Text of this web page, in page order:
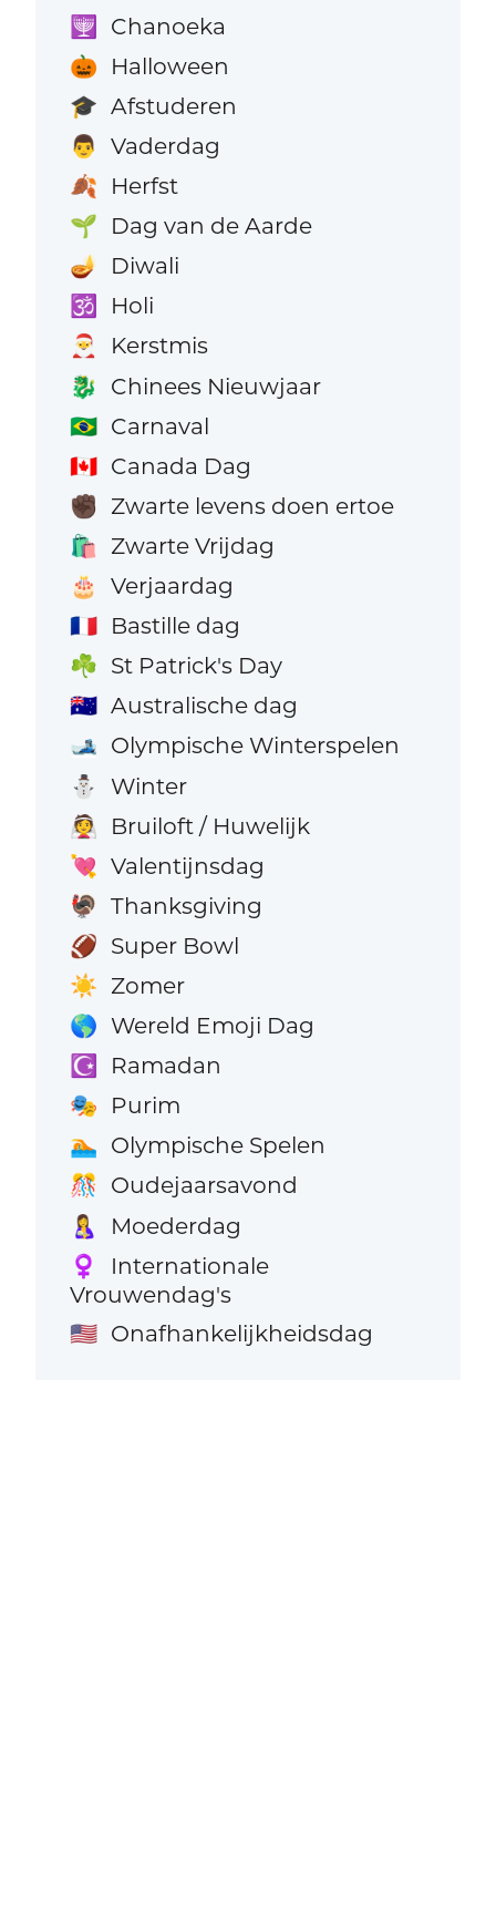
🕎 Chanoeka
🎃 Halloween
🎓 Afstuderen
👨 Vaderdag
🍂 Herfst
🌱 Dag van de Aarde
🪔 Diwali
🕉️ Holi
🎅 Kerstmis
🐉 Chinees Nieuwjaar
🇧🇷 Carnaval
🇨🇦 Canada Dag
✊🏿 Zwarte levens doen ertoe
🛍️ Zwarte Vrijdag
🎂 Verjaardag
🇫🇷 Bastille dag
☘️ St Patrick's Day
🇦🇺 Australische dag
🎿 Olympische Winterspelen
⛄ Winter
👰 Bruiloft / Huwelijk
💘 Valentijnsdag
🦃 Thanksgiving
🏈 Super Bowl
☀️ Zomer
🌎 Wereld Emoji Dag
☪️ Ramadan
🎭 Purim
🏊 Olympische Spelen
🎊 Oudejaarsavond
🤱 Moederdag
♀️
Internationale
Vrouwendag's
🇺🇸 Onafhankelijkheidsdag